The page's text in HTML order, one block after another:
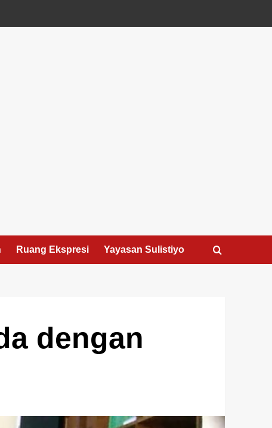
Ruang Ekspresi Yayasan Sulistiyo
dengan